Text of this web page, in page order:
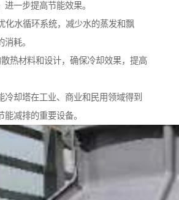
一步提高节能效果。
化水循环系统，减少水的蒸发和飘
耗。
热材料和设计，确保冷却效果，提高
冷却塔在工业、商业和民用领域得到
减排的重要设备。